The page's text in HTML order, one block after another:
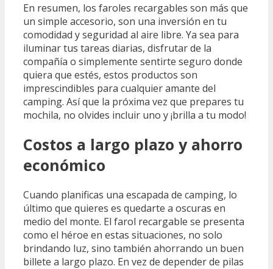
En resumen, los faroles recargables son más que
un simple accesorio, son una inversión en tu
comodidad y seguridad al aire libre. Ya sea para
iluminar tus tareas diarias, disfrutar de la
compañía o simplemente sentirte seguro donde
quiera que estés, estos productos son
imprescindibles para cualquier amante del
camping. Así que la próxima vez que prepares tu
mochila, no olvides incluir uno y ¡brilla a tu modo!
Costos a largo plazo y ahorro
económico
Cuando planificas una escapada de camping, lo
último que quieres es quedarte a oscuras en
medio del monte. El farol recargable se presenta
como el héroe en estas situaciones, no solo
brindando luz, sino también ahorrando un buen
billete a largo plazo. En vez de depender de pilas